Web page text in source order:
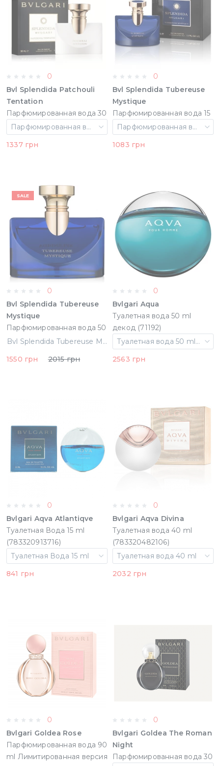
0
Bvl Splendida Patchouli
Tentation
Парфюмированная вода 30
ml примятые (64176)
Парфюмированная вода 30 ml примятые
1337 грн
0
Bvl Splendida Tubereuse
Mystique
Парфюмированная вода 15
ml (783320409622)
Парфюмированная вода 15 ml
1083 грн
SALE
0
Bvl Splendida Tubereuse
Mystique
Парфюмированная вода 50
ml примятые (58414)
Bvl Splendida Tubereuse Mystique Парфюмированная вода 50 ml примятые (58414)
1550 грн
2015 грн
0
Bvlgari Aqua
Туалетная вода 50 ml
декод (71192)
Туалетная вода 50 ml декод
2563 грн
0
Bvlgari Aqva Atlantiqve
Туалетная Вода 15 ml
(783320913716)
Туалетная Вода 15 ml
841 грн
0
Bvlgari Aqva Divina
Туалетная вода 40 ml
(783320482106)
Туалетная вода 40 ml
2032 грн
0
Bvlgari Goldea Rose
Парфюмированная вода 90
ml Лимитированная версия
0
Bvlgari Goldea The Roman
Night
Парфюмированная вода 30